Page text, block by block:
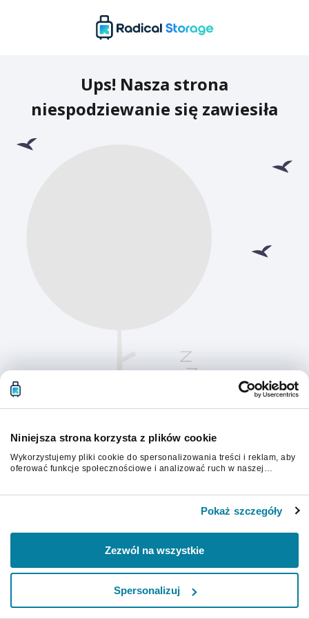
Niniejsza strona korzysta z plików cookie
Wykorzystujemy pliki cookie do spersonalizowania treści i reklam, aby
oferować funkcje społecznościowe i analizować ruch w naszej
otrzymanymi od Ciebie lub uzyskanymi podczas korzystania z ich
Pokaż szczegóły
Zezwól na wszystkie
Spersonalizuj
Ups! Nasza strona
niespodziewanie się zawiesiła
Aby kontynuować, odśwież stronę.
Odśwież